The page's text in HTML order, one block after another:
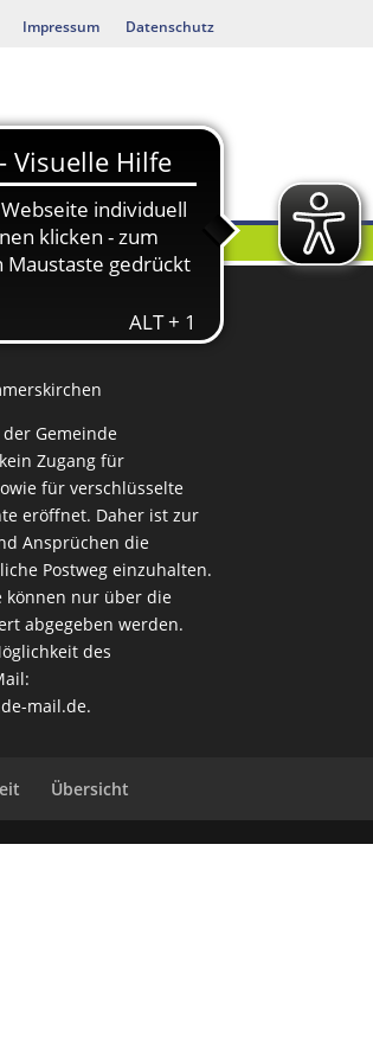
Impressum Datenschutz
Gemeinde
Zugang für
für verschlüsselte
eröffnet. Daher ist zur
Ansprüchen die
Postweg einzuhalten.
können nur über die
abgegeben werden.
des
mail.de.
Übersicht